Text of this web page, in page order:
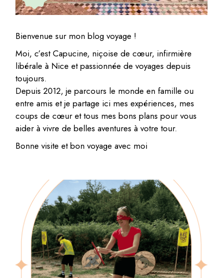
Bienvenue sur mon blog voyage !
Moi, c’est Capucine, niçoise de cœur, infirmière
libérale à Nice et passionnée de voyages depuis
toujours.
Depuis 2012, je parcours le monde en famille ou
entre amis et je partage ici mes expériences, mes
coups de cœur et tous mes bons plans pour vous
aider à vivre de belles aventures à votre tour.
Bonne visite et bon voyage avec moi